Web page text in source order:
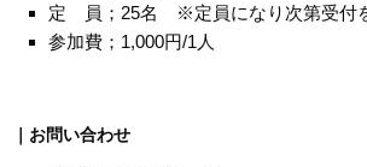
定 員；25名 ※定員になり次第受付を
参加費；1,000円/1人
｜お問い合わせ